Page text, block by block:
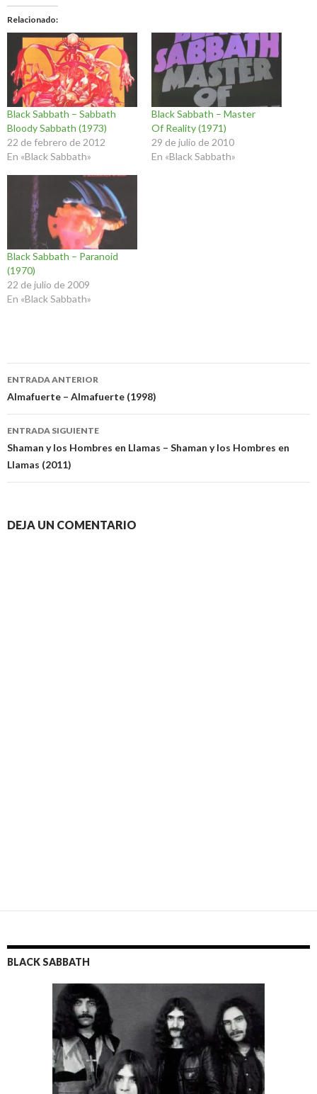
Relacionado
Black Sabbath – Sabbath
Bloody Sabbath (1973)
22 de febrero de 2012
En «Black Sabbath»
Black Sabbath – Master
Of Reality (1971)
29 de julio de 2010
En «Black Sabbath»
Black Sabbath – Paranoid
(1970)
22 de julio de 2009
En «Black Sabbath»
Navegación
de
entradas
ENTRADA ANTERIOR
Almafuerte – Almafuerte (1998)
ENTRADA SIGUIENTE
Shaman y los Hombres en Llamas – Shaman y los Hombres en
Llamas (2011)
DEJA UN COMENTARIO
BLACK SABBATH